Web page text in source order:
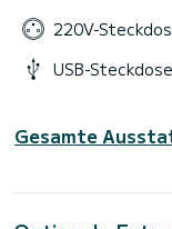
220V-
USB-Steckdose
Gesamte